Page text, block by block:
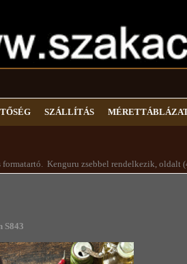
SZÁLLÍTÁS
Kenguru zsebbel rendelkezik, oldalt